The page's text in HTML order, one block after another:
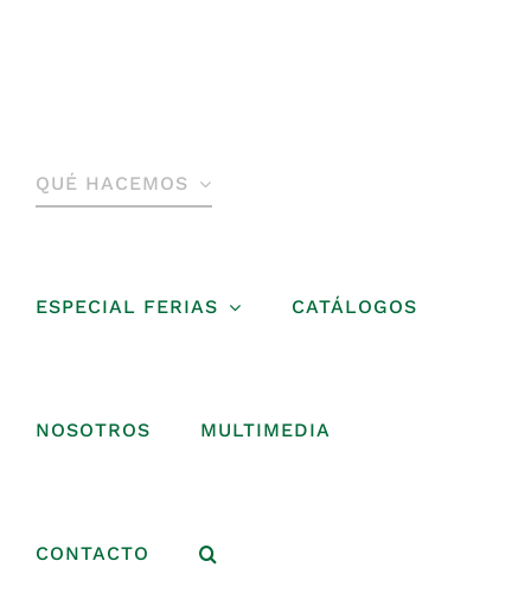
QUÉ HACEMOS
ESPECIAL FERIAS CATÁLOGOS
NOSOTROS MULTIMEDIA
CONTACTO